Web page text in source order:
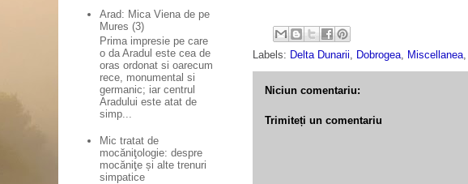
Labels: Delta Dunarii Dobrogea Miscellanea
Niciun comentariu:
Trimiteți un comentariu
Arad: Mica Viena de pe
Mures (3)
Prima impresie pe care
o da Aradul este cea de
oras ordonat si oarecum
rece, monumental si
germanic; iar centrul
Aradului este atat de
simp...
Mic tratat de
mocăniţologie: despre
mocăniţe și alte trenuri
simpatice